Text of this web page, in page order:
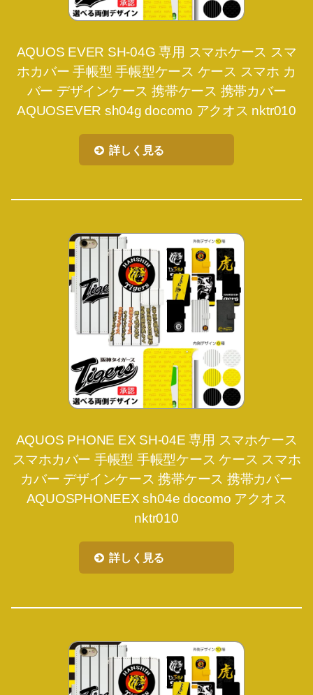
AQUOS EVER SH-04G 専用 スマホケース スマ
ホカバー 手帳型 手帳型ケース ケース スマホ カ
バー デザインケース 携帯ケース 携帯カバー
AQUOSEVER sh04g docomo アクオス nktr010
詳しく見る
AQUOS PHONE EX SH-04E 専用 スマホケース
スマホカバー 手帳型 手帳型ケース ケース スマホ
カバー デザインケース 携帯ケース 携帯カバー
AQUOSPHONEEX sh04e docomo アクオス
nktr010
詳しく見る